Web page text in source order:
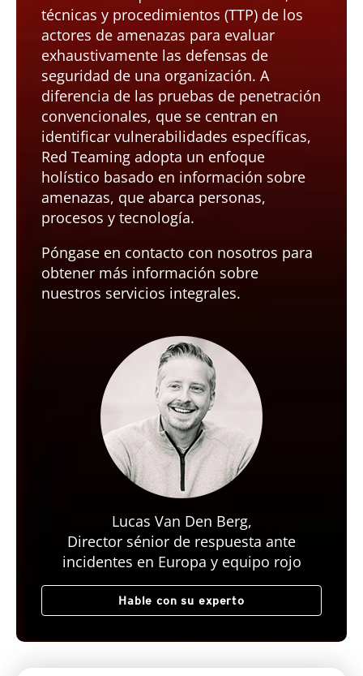
técnicas y procedimientos (TTP) de los
actores de amenazas para evaluar
exhaustivamente las defensas de
seguridad de una organización. A
diferencia de las pruebas de penetración
convencionales, que se centran en
identificar vulnerabilidades específicas,
Red Teaming adopta un enfoque
holístico basado en información sobre
amenazas, que abarca personas,
procesos y tecnología.
Póngase en contacto con nosotros para
obtener más información sobre
nuestros servicios integrales.
Lucas Van Den Berg,
Director sénior de respuesta ante
incidentes en Europa y equipo rojo
Hable con su experto